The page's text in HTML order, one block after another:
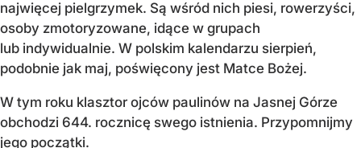
najwięcej pielgrzymek. Są wśród nich piesi, rowerzyści,
osoby zmotoryzowane, idące w grupach
lub indywidualnie. W polskim kalendarzu sierpień,
podobnie jak maj, poświęcony jest Matce Bożej.
W tym roku klasztor ojców paulinów na Jasnej Górze
obchodzi 644. rocznicę swego istnienia. Przypomnijmy
jego początki.